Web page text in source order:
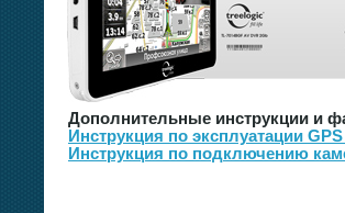
Дополнительные инструкции и
Инструкция по эксплуатации
Инструкция по подключению